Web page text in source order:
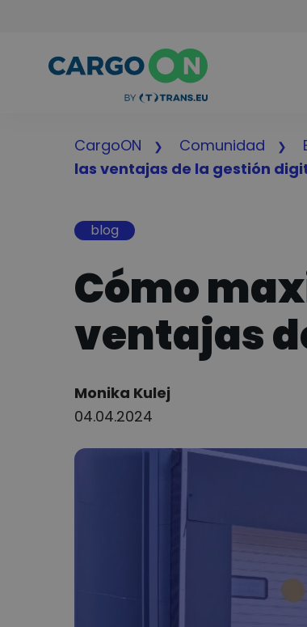
CargoON Comunidad
las ventajas de la gestión
blog
Cómo
ventajas
Author:
Monika Kulej
04.04.2024